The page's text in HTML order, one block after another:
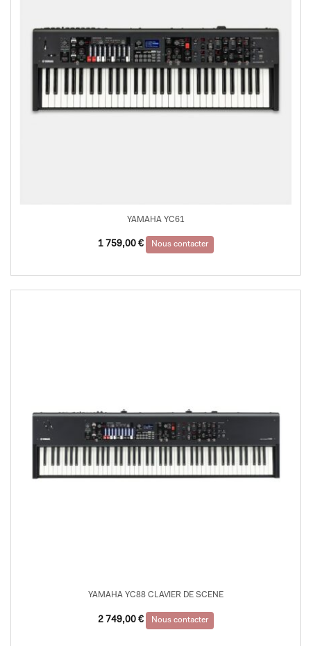
YAMAHA YC61
1 759,00 € Nous contacter
YAMAHA YC88 CLAVIER DE SCENE
2 749,00 € Nous contacter